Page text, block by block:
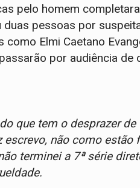
pelo homem
pessoas por
Elmi Caetano
por audiência de
que tem o desprazer de
escrevo, não como
terminei a 7ª série